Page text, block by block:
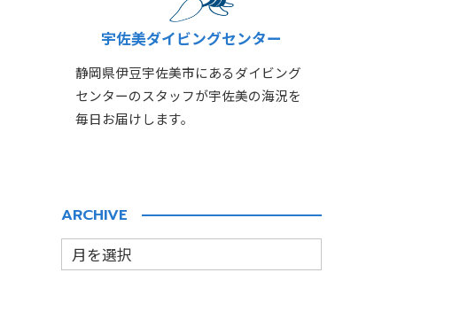
宇佐美ダイビングセンター
静岡県伊豆宇佐美市にあるダイビング
センターのスタッフが宇佐美の海況を
毎日お届けします。
ARCHIVE